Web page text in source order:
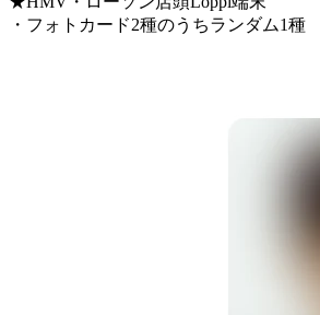
・フォトカード2種のうちランダム1種